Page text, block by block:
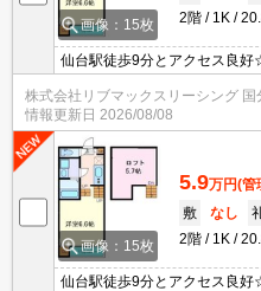
画像：15枚 2階 1K
仙台駅徒歩9分とアクセス良好
ート☆インターネット無料☆お
2口コンロ、浴室乾燥、洗髪洗
充実！
株式会社リブマックスリーシング 国
情報更新日 2026/08/08
画像：15枚
5.9万円(管
敷
なし
2階
1K
仙台駅徒歩9分とアクセス良好